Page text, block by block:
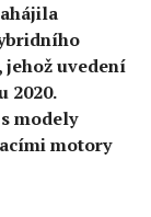
jehož uvedení
2020.
modely
motory